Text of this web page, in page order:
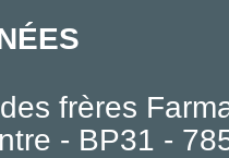
frères
- BP31 -